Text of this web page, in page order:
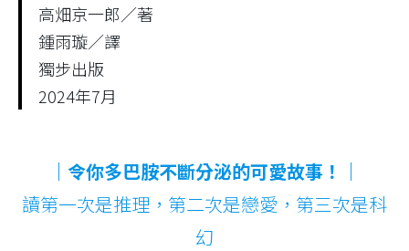
高畑京一郎／著
鍾雨璇／譯
獨步出版
2024年7月
｜令你多巴胺不斷分泌的可愛故事！｜
讀第一次是推理，第二次是戀愛，第三次是科
幻